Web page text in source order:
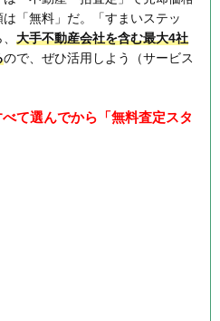
「無料」だ。「すまいステッ
大手不動産会社を含む最大4社
ので、ぜひ活用しよう（サービス
て選んでから「無料査定スタ